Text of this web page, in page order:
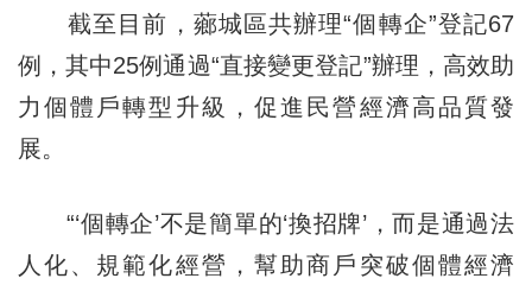
截至目前，薌城區共辦理“個轉企”登記67
例，其中25例通過“直接變更登記”辦理，高效助
力個體戶轉型升級，促進民營經濟高品質發
展。
“‘個轉企’不是簡單的‘換招牌’，而是通過法
人化、規範化經營，幫助商戶突破個體經濟